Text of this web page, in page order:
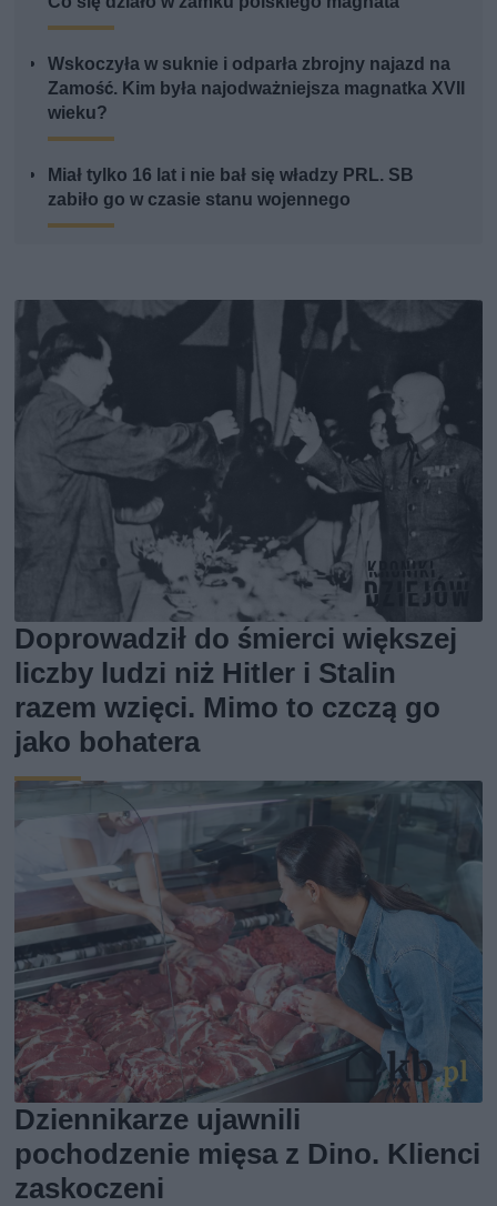
Wskoczyła w suknie i odparła zbrojny najazd na
Zamość. Kim była najodważniejsza magnatka XVII
wieku?
Miał tylko 16 lat i nie bał się władzy PRL. SB
zabiło go w czasie stanu wojennego
Doprowadził do śmierci większej
liczby ludzi niż Hitler i Stalin
razem wzięci. Mimo to czczą go
jako bohatera
Dziennikarze ujawnili
pochodzenie mięsa z Dino. Klienci
zaskoczeni